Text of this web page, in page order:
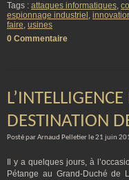
Tags : attaques informatiques,
espionnage industriel ,
faire, usines
0 Commentaire
DESTINATION
Posté par Arnaud Pelletier le 21 juin
Il y a quelques jours, à
Pétange au Grand-Duché de